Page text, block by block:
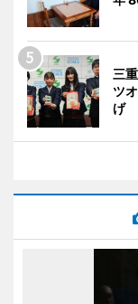
三
ツ
げ